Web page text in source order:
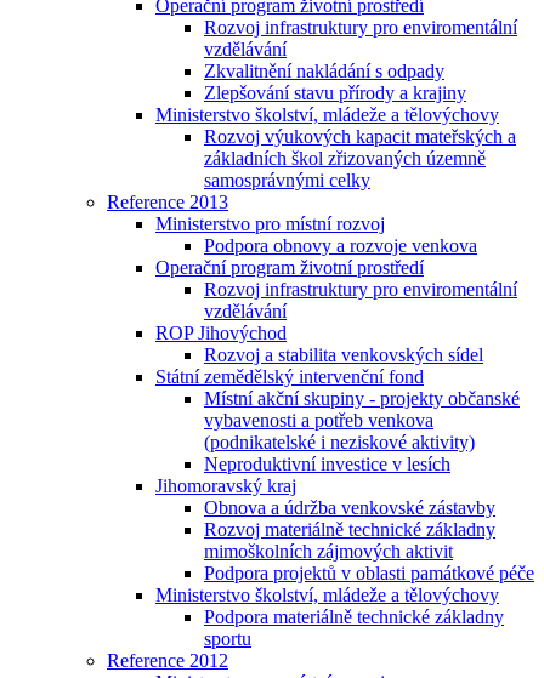
Operační program životní prostředí
Rozvoj infrastruktury pro enviromentální
vzdělávání
Zkvalitnění nakládání s odpady
Zlepšování stavu přírody a krajiny
Ministerstvo školství, mládeže a tělovýchovy
Rozvoj výukových kapacit mateřských a
základních škol zřizovaných územně
samosprávnými celky
Reference 2013
Ministerstvo pro místní rozvoj
Podpora obnovy a rozvoje venkova
Operační program životní prostředí
Rozvoj infrastruktury pro enviromentální
vzdělávání
ROP Jihovýchod
Rozvoj a stabilita venkovských sídel
Státní zemědělský intervenční fond
Místní akční skupiny - projekty občanské
vybavenosti a potřeb venkova
(podnikatelské i neziskové aktivity)
Neproduktivní investice v lesích
Jihomoravský kraj
Obnova a údržba venkovské zástavby
Rozvoj materiálně technické základny
mimoškolních zájmových aktivit
Podpora projektů v oblasti památkové péče
Ministerstvo školství, mládeže a tělovýchovy
Podpora materiálně technické základny
sportu
Reference 2012